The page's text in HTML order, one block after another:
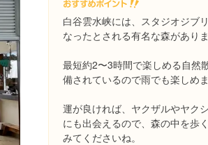
白谷雲水峡には、スタジオジブ
なったとされる有名な森がありま
最短約2〜3時間で楽しめる自然
備されているので雨でも楽しめ
運が良ければ、ヤクザルやヤク
にも出会えるので、森の中を歩
みてくださいね。